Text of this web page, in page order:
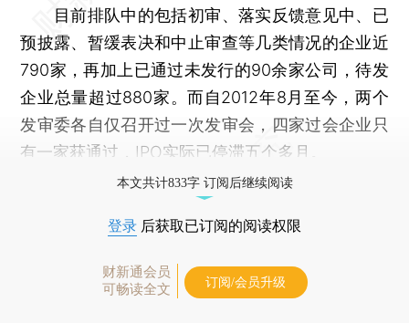
目前排队中的包括初审、落实反馈意见中、已
预披露、暂缓表决和中止审查等几类情况的企业近
790家，再加上已通过未发行的90余家公司，待发
企业总量超过880家。而自2012年8月至今，两个
发审委各自仅召开过一次发审会，四家过会企业只
有一家获通过，IPO实际已停滞五个多月。
本文共计833字 订阅后继续阅读
登录 后获取已订阅的阅读权限
财新通会员
可畅读全文
订阅/会员升级